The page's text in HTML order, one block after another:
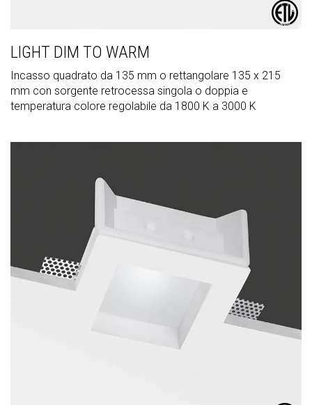
LIGHT DIM TO WARM
Incasso quadrato da 135 mm o rettangolare 135 x 215
mm con sorgente retrocessa singola o doppia e
temperatura colore regolabile da 1800 K a 3000 K